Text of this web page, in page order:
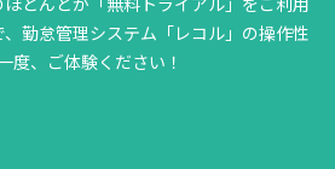
とんどが「無料トライアル」をご利用
勤怠管理システム「レコル」の操作性
度、ご体験ください！